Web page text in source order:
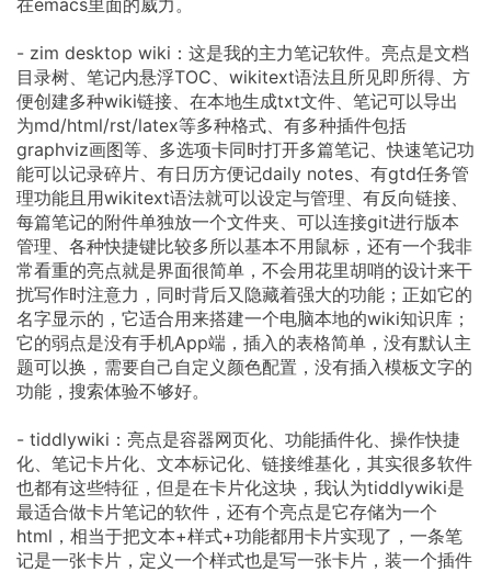
在emacs里面的威力。
- zim desktop wiki：这是我的主力笔记软件。亮点是文档
目录树、笔记内悬浮TOC、wikitext语法且所见即所得、方
便创建多种wiki链接、在本地生成txt文件、笔记可以导出
为md/html/rst/latex等多种格式、有多种插件包括
graphviz画图等、多选项卡同时打开多篇笔记、快速笔记功
能可以记录碎片、有日历方便记daily notes、有gtd任务管
理功能且用wikitext语法就可以设定与管理、有反向链接、
每篇笔记的附件单独放一个文件夹、可以连接git进行版本
管理、各种快捷键比较多所以基本不用鼠标，还有一个我非
常看重的亮点就是界面很简单，不会用花里胡哨的设计来干
扰写作时注意力，同时背后又隐藏着强大的功能；正如它的
名字显示的，它适合用来搭建一个电脑本地的wiki知识库；
它的弱点是没有手机App端，插入的表格简单，没有默认主
题可以换，需要自己自定义颜色配置，没有插入模板文字的
功能，搜索体验不够好。
- tiddlywiki：亮点是容器网页化、功能插件化、操作快捷
化、笔记卡片化、文本标记化、链接维基化，其实很多软件
也都有这些特征，但是在卡片化这块，我认为tiddlywiki是
最适合做卡片笔记的软件，还有个亮点是它存储为一个
html，相当于把文本+样式+功能都用卡片实现了，一条笔
记是一张卡片，定义一个样式也是写一张卡片，装一个插件